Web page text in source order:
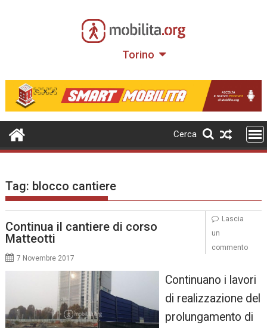
Torino
Cerca
Tag: blocco cantiere
Continua il cantiere di corso
Matteotti
7 Novembre 2017
Continuano i lavori
di realizzazione del
prolungamento di
Lascia
un
commento